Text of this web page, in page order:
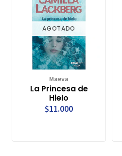
AGOTADO
Maeva
La Princesa de
Hielo
$11.000